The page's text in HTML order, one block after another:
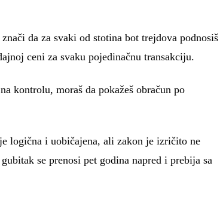
da za svaki od stotina bot trejdova podnosiš
ceni za svaku pojedinačnu transakciju.
kontrolu, moraš da pokažeš obračun po
logična i uobičajena, ali zakon je izričito ne
se prenosi pet godina napred i prebija sa